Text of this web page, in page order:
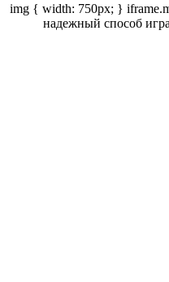
img { width: 750px; }
надежный способ